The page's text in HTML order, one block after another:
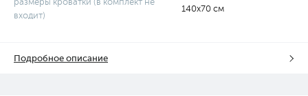
входит)
140х70 см
Подробное описание